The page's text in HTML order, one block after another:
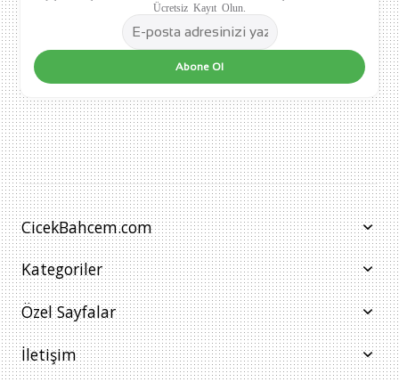
Ücretsiz Kayıt Olun.
Abone Ol
CicekBahcem.com
Kategoriler
Özel Sayfalar
İletişim